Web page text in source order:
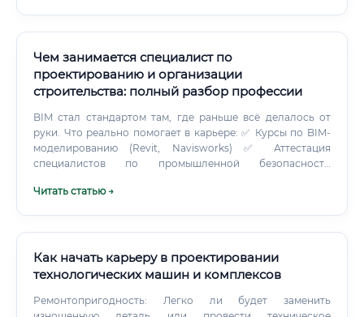
Чем занимается специалист по
проектированию и организации
строительства: полный разбор профессии
BIM стал стандартом там, где раньше всё делалось от
руки. Что реально помогает в карьере: ✅ Курсы по BIM-
моделированию (Revit, Navisworks) ✅ Аттестация
специалистов по промышленной безопасности
организации строительного производства ✅ Программы
PMBOK, Prince2) Среди онлайн-платформ стоит обратить
внимание на «Национальный исследовательский центр
курсы по BIM и управлению проектами), а также
Читать статью →
Как начать карьеру в проектировании
технологических машин и комплексов
Ремонтопригодность: Легко ли будет заменить